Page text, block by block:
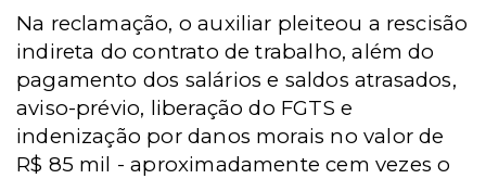
Na reclamação, o auxiliar pleiteou a rescisão
indireta do contrato de trabalho, além do
pagamento dos salários e saldos atrasados,
aviso-prévio, liberação do FGTS e
indenização por danos morais no valor de
R$ 85 mil - aproximadamente cem vezes o